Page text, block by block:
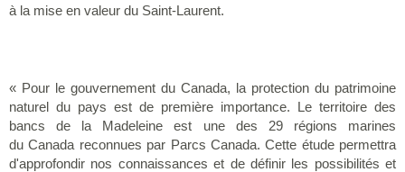
à la mise en valeur du Saint-Laurent.
« Pour le gouvernement du Canada, la protection du patrimoine
naturel du pays est de première importance. Le territoire des
bancs de la Madeleine est une des 29 régions marines
du Canada reconnues par Parcs Canada. Cette étude permettra
d'approfondir nos connaissances et de définir les possibilités et